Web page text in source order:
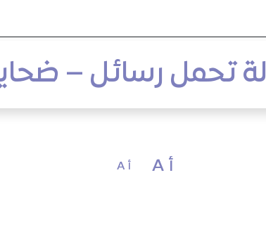
أ A أ A